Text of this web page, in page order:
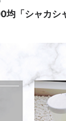
均「シャカシ